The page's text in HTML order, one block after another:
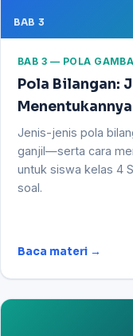
BAB 3
BAB 3 — POLA
Pola Bilangan:
Menentukannya
Jenis-jenis pola
ganjil—serta cara
untuk siswa kelas 4
soal.
Baca materi →